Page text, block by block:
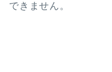
できません。